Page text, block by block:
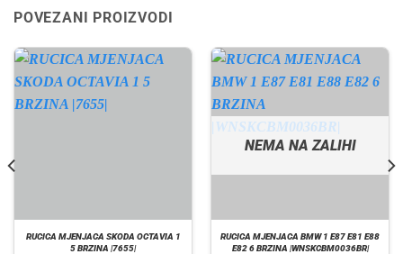
POVEZANI PROIZVODI
RUCICA MJENJACA SKODA OCTAVIA 1
5 BRZINA |7655|
NEMA NA ZALIHI
RUCICA MJENJACA BMW 1 E87 E81 E88
E82 6 BRZINA |WNSKCBM0036BR|